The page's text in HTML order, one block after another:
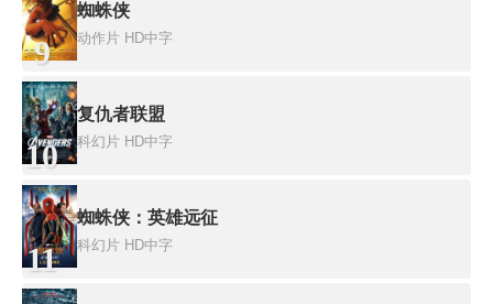
9
蜘蛛侠
动作片 HD中字
10
复仇者联盟
科幻片 HD中字
11
蜘蛛侠：英雄远征
科幻片 HD中字